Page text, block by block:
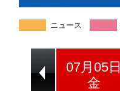
ニュース
07月05日
金